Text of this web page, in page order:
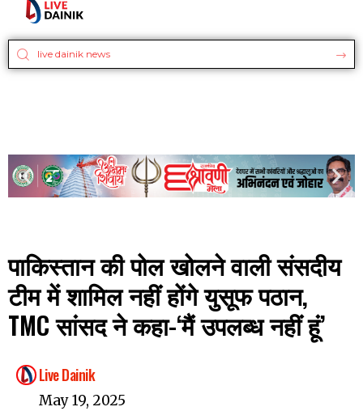
पाकिस्तान की पोल खोलने वाली संसदीय
टीम में शामिल नहीं होंगे युसूफ पठान,
TMC सांसद ने कहा-‘मैं उपलब्ध नहीं हूं’
Live Dainik
May 19, 2025